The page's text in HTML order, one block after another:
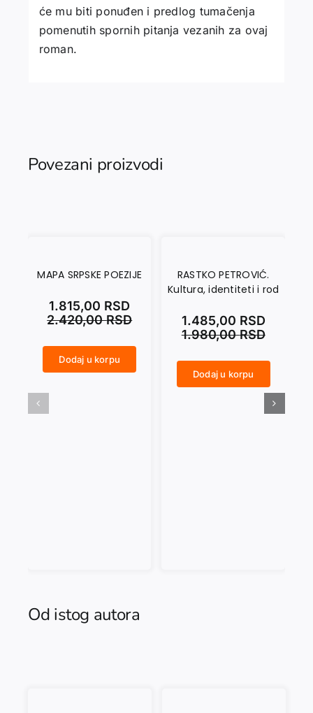
će mu biti ponuđen i predlog tumačenja
pomenutih spornih pitanja vezanih za ovaj
roman.
Povezani proizvodi
MAPA SRPSKE POEZIJE
2.420,00RSD
1.815,00 RSD
Dodaj u korpu
RASTKO PETROVIĆ.
Kultura, identiteti i rod
1.980,00RSD
1.485,00 RSD
Dodaj u korpu
Od istog autora